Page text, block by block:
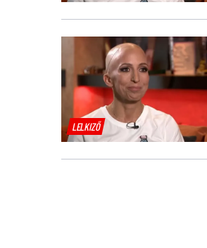
LELKIZŐ